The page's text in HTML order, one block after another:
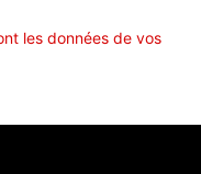
les données de vos